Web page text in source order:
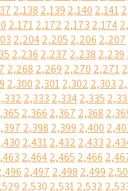
2,138 2,139 2,140 2,141
2,1712,172 2,173 2,174
2,2042,205 2,206 2,207
2,236 2,237 2,238 2,239
2,268 2,269 2,270 2,271
2,300 2,3012,302 2,303
2,333 2,3342,335
2,366 2,367 2,368
2,398 2,399 2,400
2,4312,432 2,433
2,4642,465 2,466
2,497 2,498 2,499
2,530 2,5312,532